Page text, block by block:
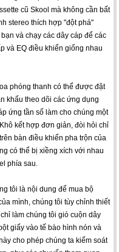
cũ Skool mà không cần bất
stereo thích hợp "đột phá"
và chạy các dây cáp để các
và EQ điều khiển giống nhau
phóng thanh có thể được đặt
khấu theo dõi các ứng dụng
ứng tần số làm cho chúng một
kết hợp đơn giản, đòi hỏi chỉ
bàn điều khiển pha trộn của
có thể bị xiềng xích với nhau
phía sau.
tôi là nội dung để mua bộ
mình, chúng tôi tùy chỉnh thiết
làm chúng tôi gió cuộn dây
giấy vào tế bào hình nón và
cho phép chúng ta kiểm soát